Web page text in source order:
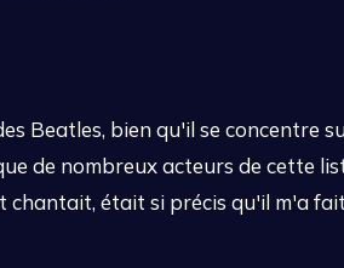
Beatles, bien qu'il se concentre
de nombreux acteurs de cette
était si précis qu'il m'a